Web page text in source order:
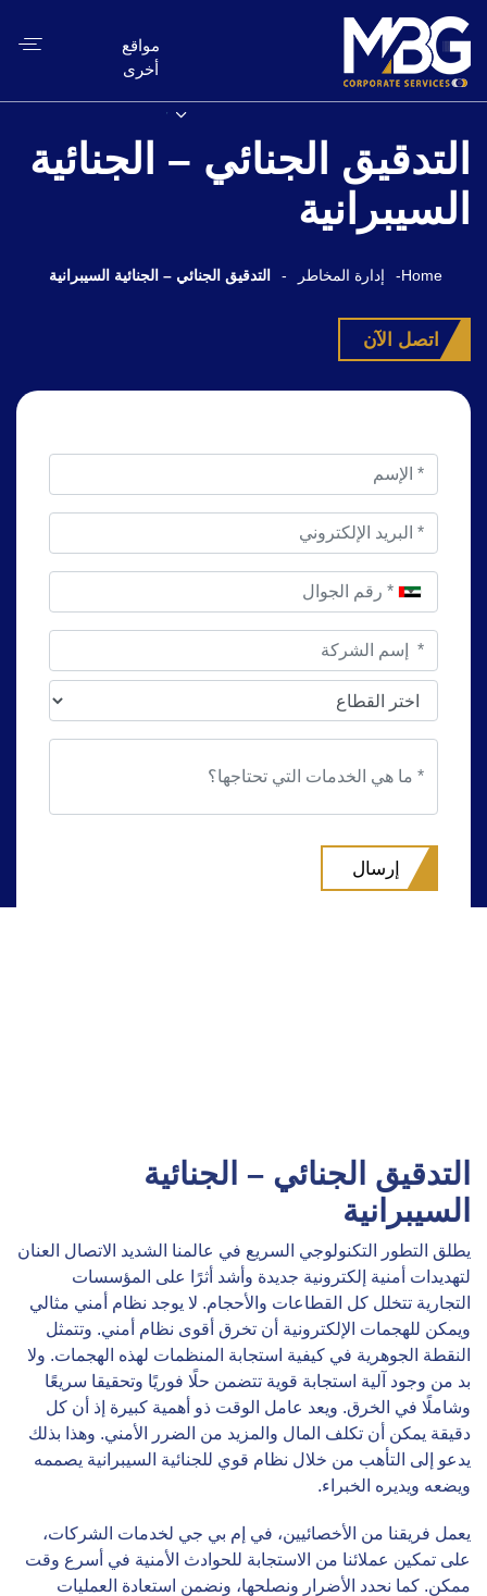
مواقع
أخرى
التدقيق الجنائي – الجنائية
السيبرانية
Home
- إدارة المخاطر - التدقيق الجنائي – الجنائية السيبرانية
اتصل الآن
التدقيق الجنائي – الجنائية
السيبرانية
يطلق التطور التكنولوجي السريع في عالمنا الشديد الاتصال العنان
لتهديدات أمنية إلكترونية جديدة وأشد أثرًا على المؤسسات
التجارية تتخلل كل القطاعات والأحجام. لا يوجد نظام أمني مثالي
ويمكن للهجمات الإلكترونية أن تخرق أقوى نظام أمني. وتتمثل
النقطة الجوهرية في كيفية استجابة المنظمات لهذه الهجمات. ولا
بد من وجود آلية استجابة قوية تتضمن حلًا فوريًا وتحقيقا سريعًا
وشاملًا في الخرق. ويعد عامل الوقت ذو أهمية كبيرة إذ أن كل
دقيقة يمكن أن تكلف المال والمزيد من الضرر الأمني. وهذا بذلك
يدعو إلى التأهب من خلال نظام قوي للجنائية السيبرانية يصممه
ويضعه ويديره الخبراء.
يعمل فريقنا من الأخصائيين، في إم بي جي لخدمات الشركات،
على تمكين عملائنا من الاستجابة للحوادث الأمنية في أسرع وقت
ممكن. كما نحدد الأضرار ونصلحها، ونضمن استعادة العمليات